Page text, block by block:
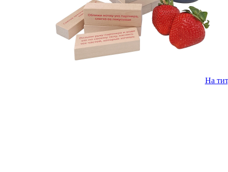
На